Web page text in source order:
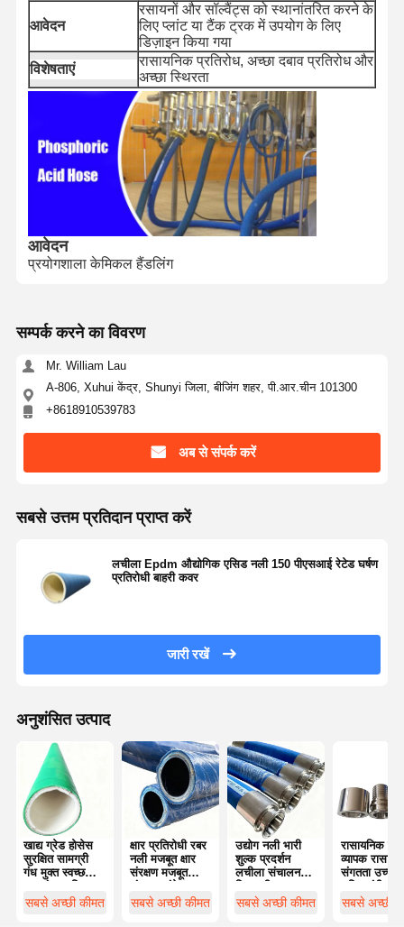
उत्पादों हमारे बारे में फ़ैक्टरी टूर
गुणवत्ता नियंत्रण हमसे संपर्क करें समाचार मामले
ड्रेज नली
पहनने के प्रतिरोधी नली
घोल सक्शन नली
हाइड्रोलिक तेल नली
सिरेमिक नली पाइप
भाप नली
खनन नली
फॉस्फोरिक एसिड नली
धातु की नली
आवेदन
रसायनों और सॉल्वैंट्स को स्थानांतरित करने के
लिए प्लांट या टैंक ट्रक में उपयोग के लिए
डिज़ाइन किया गया
विशेषताएं
रासायनिक प्रतिरोध, अच्छा दबाव प्रतिरोध और
अच्छा स्थिरता
आवेदन
प्रयोगशाला केमिकल हैंडलिंग
सम्पर्क करने का विवरण
Mr. William Lau
A-806, Xuhui केंद्र, Shunyi जिला, बीजिंग शहर, पी.आर.चीन 101300
+8618910539783
अब से संपर्क करें
सबसे उत्तम प्रतिदान प्राप्त करें
लचीला Epdm औद्योगिक एसिड नली 150 पीएसआई रेटेड घर्षण
प्रतिरोधी बाहरी कवर
जारी रखें
अनुशंसित उत्पाद
खाद्य ग्रेड होसेस
सुरक्षित सामग्री
गंध मुक्त स्वच्छ
प्रदर्शन
सबसे अच्छी कीमत
क्षार प्रतिरोधी रबर
नली मजबूत क्षार
संरक्षण मजबूत
जीवनकाल
सबसे अच्छी कीमत
उद्योग नली भारी
शुल्क प्रदर्शन
लचीला संचालन
सबसे अच्छी कीमत
रासायनिक नली
व्यापक
संगतता उच्च
जीवन
सबसे अच्छी